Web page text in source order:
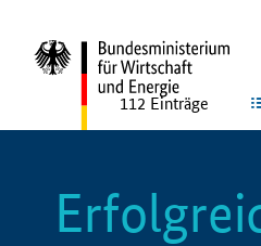
112 Einträge